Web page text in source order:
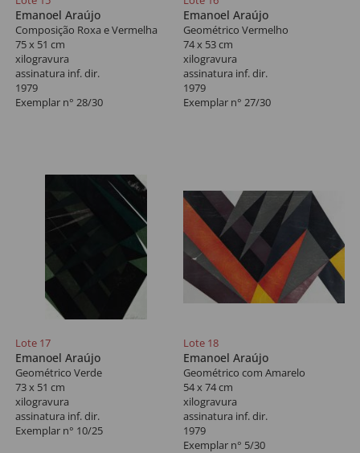
Emanoel Araújo
Composição Roxa e Vermelha
75 x 51 cm
xilogravura
assinatura inf. dir.
1979
Exemplar n° 28/30
Emanoel Araújo
Geométrico Vermelho
74 x 53 cm
xilogravura
assinatura inf. dir.
1979
Exemplar n° 27/30
Lote 17
Emanoel Araújo
Geométrico Verde
73 x 51 cm
xilogravura
assinatura inf. dir.
Exemplar n° 10/25
Lote 18
Emanoel Araújo
Geométrico com Amarelo
54 x 74 cm
xilogravura
assinatura inf. dir.
1979
Exemplar n° 5/30